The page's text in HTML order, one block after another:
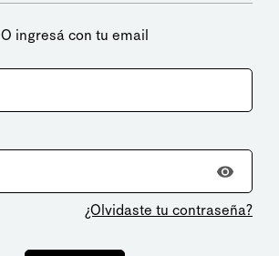
O ingresá con tu email
¿Olvidaste tu contraseña?